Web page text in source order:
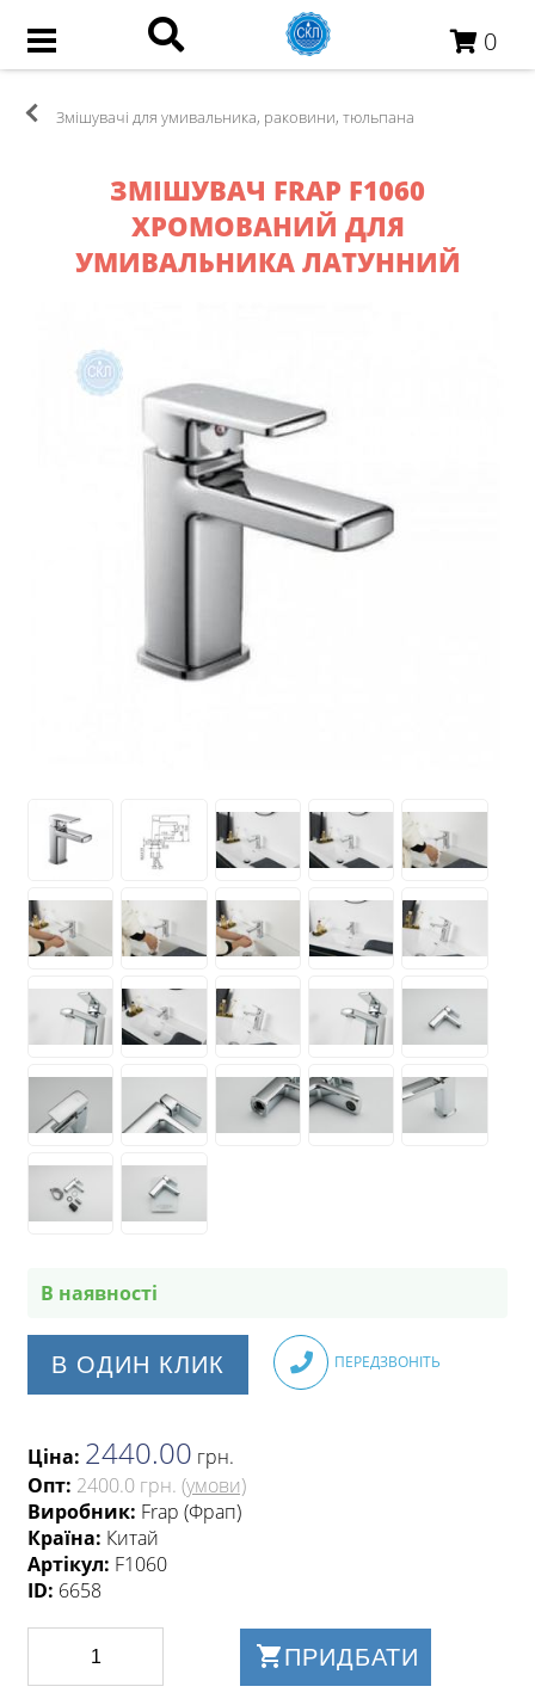
0
Змішувачі для умивальника, раковини, тюльпана
ЗМІШУВАЧ FRAP F1060
ХРОМОВАНИЙ ДЛЯ
УМИВАЛЬНИКА ЛАТУННИЙ
В наявності
В ОДИН КЛИК ПЕРЕДЗВОНІТЬ
Ціна: 2440.00 грн.
Опт: 2400.0 грн. (умови)
Виробник: Frap (Фрап)
Країна: Китай
Артікул: F1060
ID: 6658
ПРИДБАТИ